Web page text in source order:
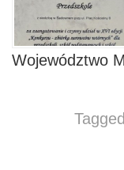
Województwo